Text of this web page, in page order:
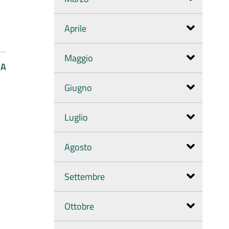
Aprile
Maggio
Giugno
Luglio
Agosto
Settembre
Ottobre